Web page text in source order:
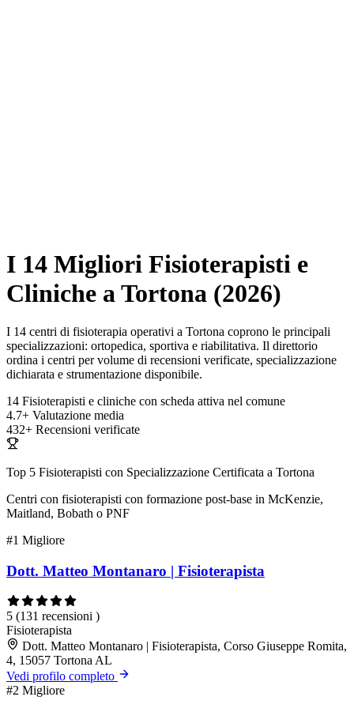
I 14 Migliori Fisioterapisti e
Cliniche a Tortona (2026)
I 14 centri di fisioterapia operativi a Tortona coprono le principali
specializzazioni: ortopedica, sportiva e riabilitativa. Il direttorio
ordina i centri per volume di recensioni verificate, specializzazione
dichiarata e strumentazione disponibile.
14 Fisioterapisti e cliniche con scheda attiva nel comune
4.7+ Valutazione media
432+ Recensioni verificate
Top 5 Fisioterapisti con Specializzazione Certificata a Tortona
Centri con fisioterapisti con formazione post-base in McKenzie,
Maitland, Bobath o PNF
#1 Migliore
Dott. Matteo Montanaro | Fisioterapista
5 (131 recensioni )
Fisioterapista
Dott. Matteo Montanaro | Fisioterapista, Corso Giuseppe Romita,
4, 15057 Tortona AL
Vedi profilo completo
#2 Migliore